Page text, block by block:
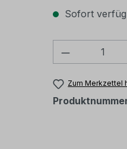
Sofort
Produkt
Zum Merkzettel